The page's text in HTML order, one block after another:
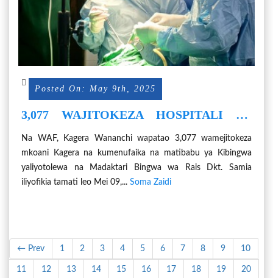
Posted On: May 9th, 2025
3,077 WAJITOKEZA HOSPITALI YA
HUDUMA ZA KIBINGWA
Na WAF, Kagera Wananchi wapatao 3,077 wamejitokeza
mkoani Kagera na kumenufaika na matibabu ya Kibingwa
yaliyotolewa na Madaktari Bingwa wa Rais Dkt. Samia
iliyofikia tamati leo Mei 09,... Soma Zaidi
← Prev 1 2 3 4 5 6 7 8 9 10
11 12 13 14 15 16 17 18 19 20